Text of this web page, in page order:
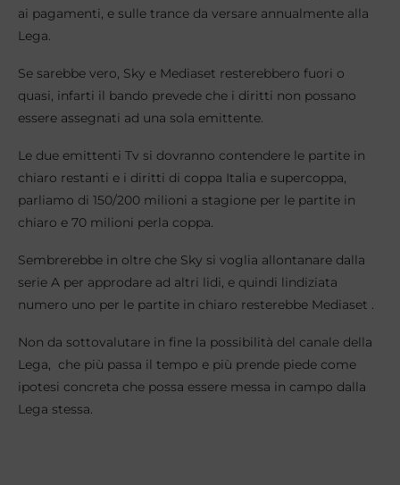
ai pagamenti, e sulle trance da versare annualmente alla
Lega.
Se sarebbe vero, Sky e Mediaset resterebbero fuori o
quasi, infarti il bando prevede che i diritti non possano
essere assegnati ad una sola emittente.
Le due emittenti Tv si dovranno contendere le partite in
chiaro restanti e i diritti di coppa Italia e supercoppa,
parliamo di 150/200 milioni a stagione per le partite in
chiaro e 70 milioni perla coppa.
Sembrerebbe in oltre che Sky si voglia allontanare dalla
serie A per approdare ad altri lidi, e quindi lindiziata
numero uno per le partite in chiaro resterebbe Mediaset .
Non da sottovalutare in fine la possibilità del canale della
Lega, che più passa il tempo e più prende piede come
ipotesi concreta che possa essere messa in campo dalla
Lega stessa.